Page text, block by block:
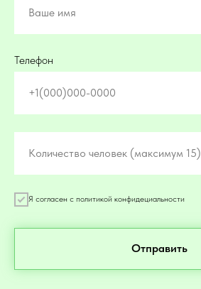
Ваше имя
Телефон
+1(000)000-0000
Количество человек (максимум 15)
Я согласен с политикой конфидециальности
Отправить